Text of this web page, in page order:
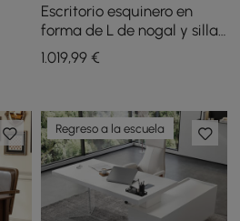
Escritorio esquinero en
forma de L de nogal y silla
de oficina de piel sintética
negra
1.019,99€
Regreso a la escuela